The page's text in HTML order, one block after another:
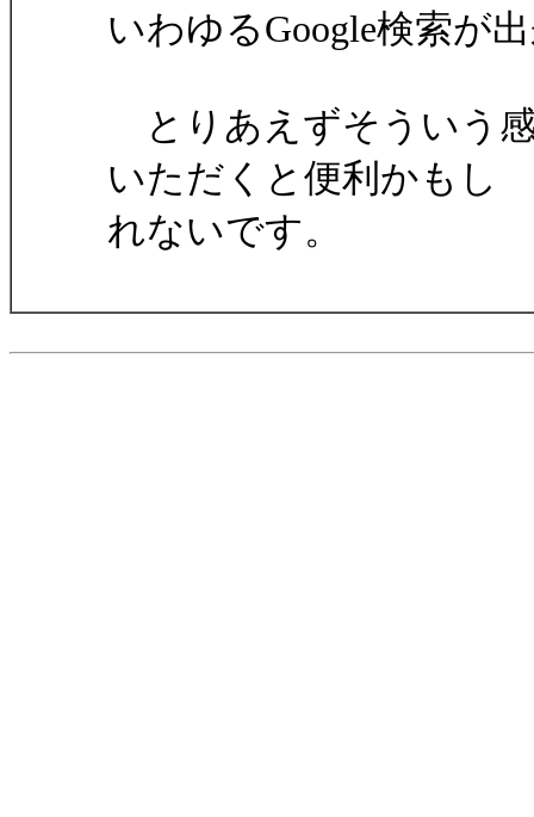
いわゆるGoogle検索が
とりあえずそういう
いただくと便利かもし
れないです。